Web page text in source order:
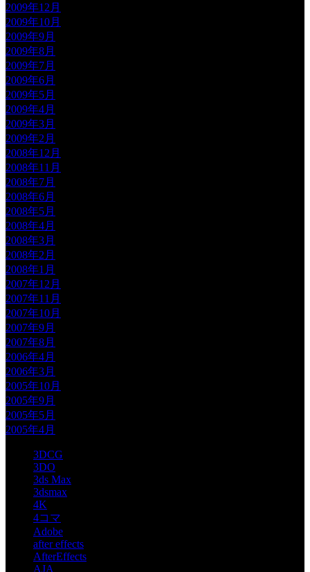
2009年12月
2009年10月
2009年9月
2009年8月
2009年7月
2009年6月
2009年5月
2009年4月
2009年3月
2009年2月
2008年12月
2008年11月
2008年7月
2008年6月
2008年5月
2008年4月
2008年3月
2008年2月
2008年1月
2007年12月
2007年11月
2007年10月
2007年9月
2007年8月
2006年4月
2006年3月
2005年10月
2005年9月
2005年5月
2005年4月
3DCG
3DO
3ds Max
3dsmax
4K
4コマ
Adobe
after effects
AfterEffects
AJA